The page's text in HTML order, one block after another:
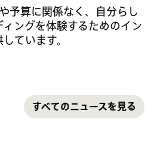
予算に関係なく、自分らし
ングを体験するためのイン
ています。
すべてのニュースを見る